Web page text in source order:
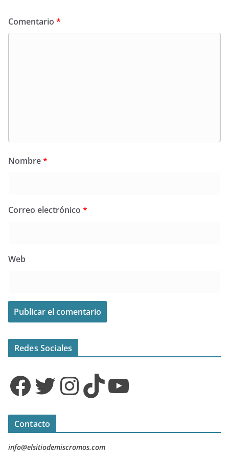
Comentario *
Nombre*
Correo electrónico *
Web
Redes Sociales
Facebook Twitter InstagramTikTok YouTube
Contacto
info@elsitiodemiscromos.com